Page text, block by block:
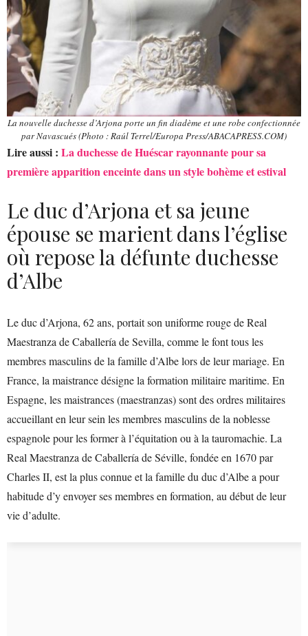
La nouvelle duchesse d’Arjona porte un fin diadème et une robe confectionnée
par Navascués (Photo : Raúl Terrel/Europa Press/ABACAPRESS.COM)
Lire aussi : La duchesse de Huéscar rayonnante pour sa
première apparition enceinte dans un style bohème et estival
Le duc d’Arjona et sa jeune
épouse se marient dans l’église
où repose la défunte duchesse
d’Albe
Le duc d’Arjona, 62 ans, portait son uniforme rouge de Real
Maestranza de Caballería de Sevilla, comme le font tous les
membres masculins de la famille d’Albe lors de leur mariage. En
France, la maistrance désigne la formation militaire maritime. En
Espagne, les maistrances (maestranzas) sont des ordres militaires
accueillant en leur sein les membres masculins de la noblesse
espagnole pour les former à l’équitation ou à la tauromachie. La
Real Maestranza de Caballería de Séville, fondée en 1670 par
Charles II, est la plus connue et la famille du duc d’Albe a pour
habitude d’y envoyer ses membres en formation, au début de leur
vie d’adulte.